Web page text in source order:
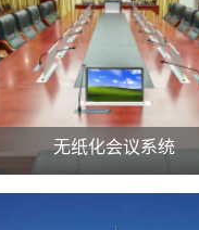
无纸化会议系统